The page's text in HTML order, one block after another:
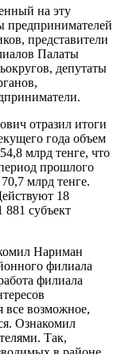
на эту
предпринимателей
представители
Палаты
депутаты
отразил итоги
года объем
млрд тенге, что
прошлого
млрд тенге.
18
субъект
Нариман
филиала
филиала
все возможное,
Ознакомил
Так,